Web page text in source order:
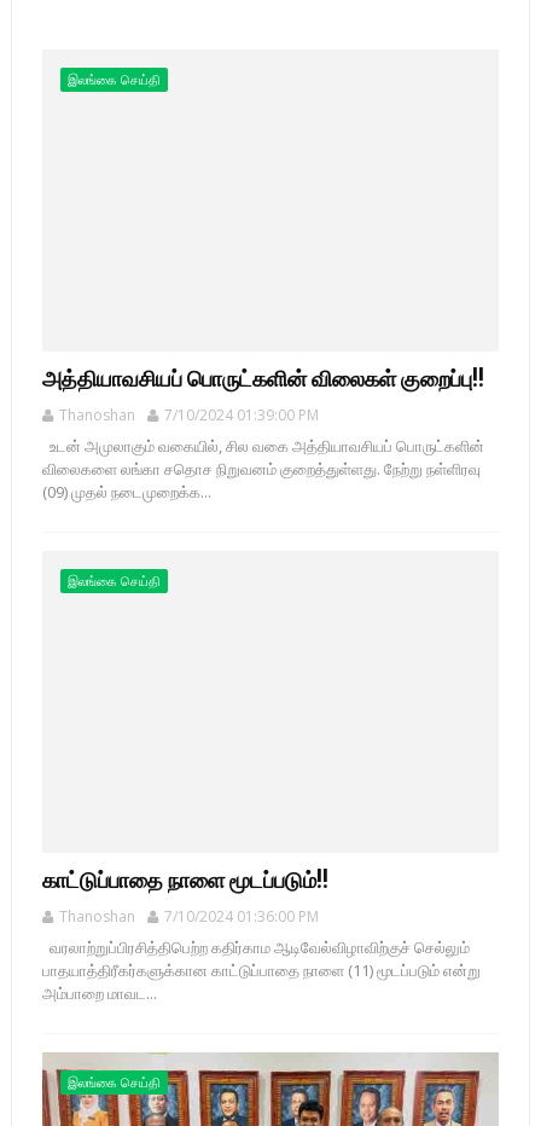
இலங்கை செய்தி
அத்தியாவசியப் பொருட்களின் விலைகள் குறைப்பு!!
Thanoshan 7/10/2024 01:39:00 PM
உடன் அமுலாகும் வகையில், சில வகை அத்தியாவசியப் பொருட்களின்
விலைகளை லங்கா சதொச நிறுவனம் குறைத்துள்ளது. நேற்று நள்ளிரவு
(09) முதல் நடைமுறைக்க...
இலங்கை செய்தி
காட்டுப்பாதை நாளை மூடப்படும்!!
Thanoshan 7/10/2024 01:36:00 PM
வரலாற்றுப்பிரசித்திபெற்ற கதிர்காம ஆடிவேல்விழாவிற்குச் செல்லும்
பாதயாத்திரீகர்களுக்கான காட்டுப்பாதை நாளை (11) மூடப்படும் என்று
அம்பாறை மாவட...
இலங்கை செய்தி